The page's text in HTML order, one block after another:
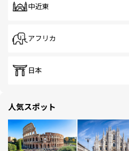
中近東
アフリカ
日本
人気スポット